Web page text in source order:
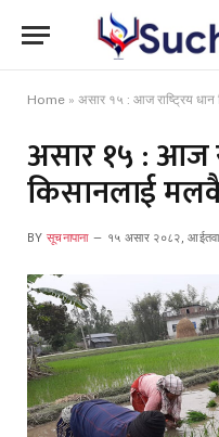
Home » असार १५ : आज राष्ट्रिय धान
असार १५ : आज
किसानलाई
BY सूचनापाना १५ असार २०८२,